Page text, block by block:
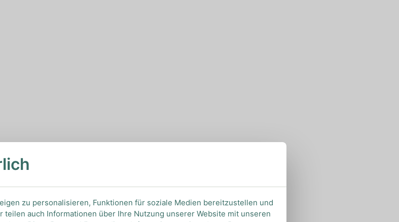
zu personalisieren, Funktionen für soziale Medien bereitzustellen und
teilen auch Informationen über Ihre Nutzung unserer Website mit unseren